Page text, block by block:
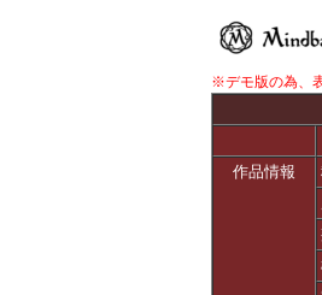
※デモ版の為、
作品情報